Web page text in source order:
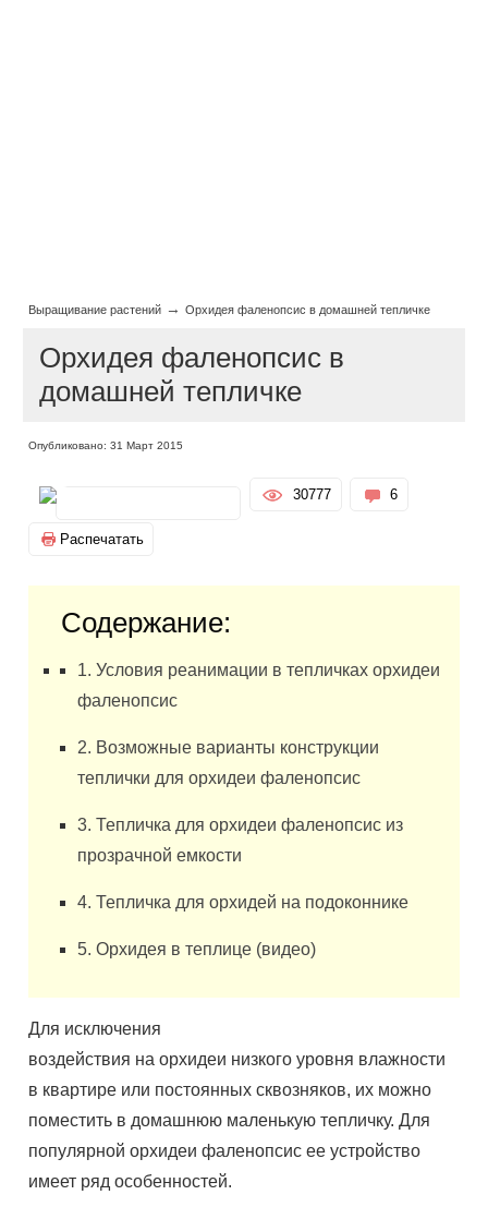
Выращивание растений →Орхидея фаленопсис в домашней тепличке
Орхидея фаленопсис в
домашней тепличке
Опубликовано: 31 Март 2015
30777 6
Распечатать
Содержание:
1. Условия реанимации в тепличках орхидеи
фаленопсис
2. Возможные варианты конструкции
теплички для орхидеи фаленопсис
3. Тепличка для орхидеи фаленопсис из
прозрачной емкости
4. Тепличка для орхидей на подоконнике
5. Орхидея в теплице (видео)
Для исключения
воздействия на орхидеи низкого уровня влажности
в квартире или постоянных сквозняков, их можно
поместить в домашнюю маленькую тепличку. Для
популярной орхидеи фаленопсис ее устройство
имеет ряд особенностей.